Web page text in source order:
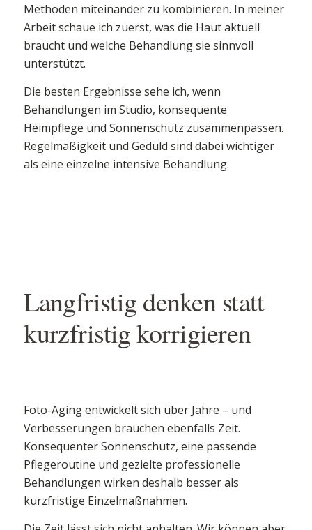
Methoden miteinander zu kombinieren. In meiner
Arbeit schaue ich zuerst, was die Haut aktuell
braucht und welche Behandlung sie sinnvoll
unterstützt.
Die besten Ergebnisse sehe ich, wenn
Behandlungen im Studio, konsequente
Heimpflege und Sonnenschutz zusammenpassen.
Regelmäßigkeit und Geduld sind dabei wichtiger
als eine einzelne intensive Behandlung.
Langfristig denken statt
kurzfristig korrigieren
Foto-Aging entwickelt sich über Jahre – und
Verbesserungen brauchen ebenfalls Zeit.
Konsequenter Sonnenschutz, eine passende
Pflegeroutine und gezielte professionelle
Behandlungen wirken deshalb besser als
kurzfristige Einzelmaßnahmen.